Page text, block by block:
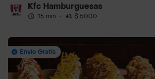
Kfc Hamburguesas
15 min · $ 5000
Envío Gratis